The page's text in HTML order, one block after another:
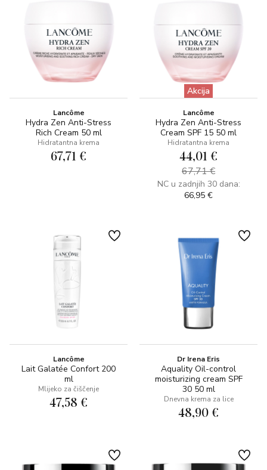
Lancôme
Hydra Zen Anti-Stress
Rich Cream 50 ml
Hidratantna krema
67,71 €
Akcija
Lancôme
Hydra Zen Anti-Stress
Cream SPF 15 50 ml
Hidratantna krema
44,01 €
67,71 €
NC u zadnjih 30 dana:
66,95 €
Lancôme
Lait Galatée Confort 200
ml
Mlijeko za čiščenje
47,58 €
Dr Irena Eris
Aquality Oil-control
moisturizing cream SPF
30 50 ml
Dnevna krema za lice
48,90 €